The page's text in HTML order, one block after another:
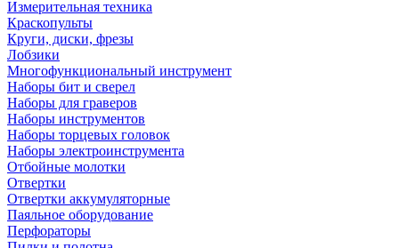
Измерительная техника
Краскопульты
Круги, диски, фрезы
Лобзики
Многофункциональный инструмент
Наборы бит и сверел
Наборы для граверов
Наборы инструментов
Наборы торцевых головок
Наборы электроинструмента
Отбойные молотки
Отвертки
Отвертки аккумуляторные
Паяльное оборудование
Перфораторы